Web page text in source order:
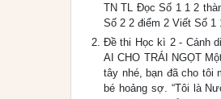
TN TL Đọc Số 1 1 2
Số 2 2 điểm 2 Viết Số 1
Đề thi Học kì 2 - Cánh
AI CHO TRÁI NGỌT
tây nhé, bạn đã cho tôi
bé hoảng sợ. “Tôi là